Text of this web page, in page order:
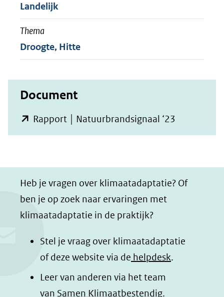
Landelijk
Thema
Droogte, Hitte
Document
Rapport │ Natuurbrandsignaal ‘23
in
venster)
(verwijst
website)
Heb je vragen over klimaatadaptatie? Of
ben je op zoek naar ervaringen met
klimaatadaptatie in de praktijk?
Stel je vraag over klimaatadaptatie
of deze website via de helpdesk.
Leer van anderen via het team
van Samen Klimaatbestendig.